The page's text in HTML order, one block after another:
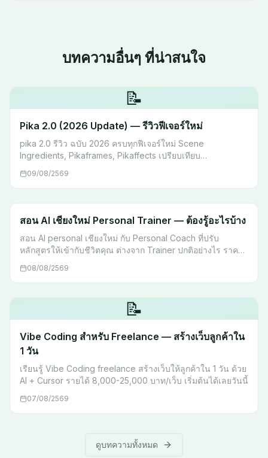
บทความอื่นๆ ที่น่าสนใจ
📝
Pika 2.0 (2026 Update) — รีวิวฟีเจอร์ใหม่
pika 2.0 รีวิว ฉบับ 2026 ครบทุกฟีเจอร์ใหม่ Scene
Ingredients, Pikaframes, Pikaffects เปรียบเทียบ
09/08/2569
สอน AI เชียงใหม่ Personal Trainer — ต้องรู้อะไรบ้าง
สอน AI personal เชียงใหม่ กับ Personal Coach ที่ปรับ
หลักสูตรให้เข้ากับชีวิตคุณ ต่างจาก Trainer ปกติอย่างไร ราคา
08/08/2569
📝
Vibe Coding สำหรับ Freelance — สร้างเว็บลูกค้าใน
1 วัน
เรียนรู้ Vibe Coding freelance สร้างเว็บให้ลูกค้าใน 1 วัน ด้วย
AI + Cursor รายได้ 8,000-25,000 บาท/เว็บ เริ่มต้นได้เลยวันนี้
07/08/2569
ดูบทความทั้งหมด